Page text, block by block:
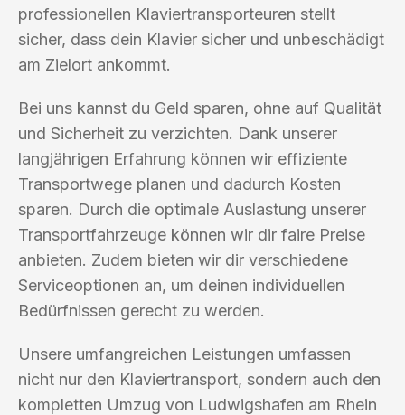
professionellen Klaviertransporteuren stellt
sicher, dass dein Klavier sicher und unbeschädigt
am Zielort ankommt.
Bei uns kannst du Geld sparen, ohne auf Qualität
und Sicherheit zu verzichten. Dank unserer
langjährigen Erfahrung können wir effiziente
Transportwege planen und dadurch Kosten
sparen. Durch die optimale Auslastung unserer
Transportfahrzeuge können wir dir faire Preise
anbieten. Zudem bieten wir dir verschiedene
Serviceoptionen an, um deinen individuellen
Bedürfnissen gerecht zu werden.
Unsere umfangreichen Leistungen umfassen
nicht nur den Klaviertransport, sondern auch den
kompletten Umzug von Ludwigshafen am Rhein